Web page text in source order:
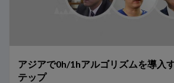
アジアで0h/1hアルゴリズムを導入
テップ